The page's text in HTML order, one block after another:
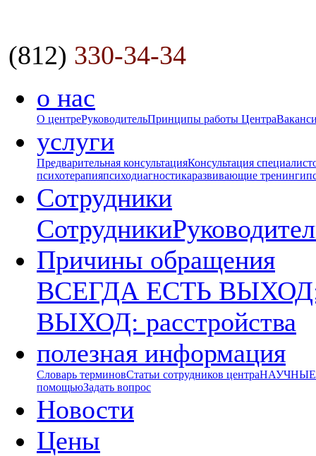
(812) 330-34-34
о нас
О центреРуководительПринципы работы Центра
услуги
Предварительная консультацияКонсультация
психотерапияпсиходиагностикаразвивающие тренинги
Сотрудники
Сотрудники
Причины обращения
ВСЕГДА ЕСТЬ ВЫХОД:
ВЫХОД: расстройства
полезная информация
Словарь терминовСтатьи сотрудников центраНАУЧНЫЕ
помощьюЗадать вопрос
Новости
Цены